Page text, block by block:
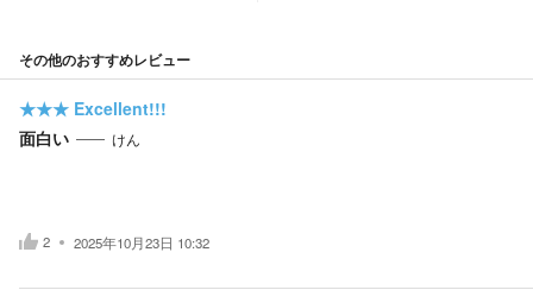
その他のおすすめレビュー
★★★ Excellent!!!
面白い
けん
2 2025年10月23日 10:32